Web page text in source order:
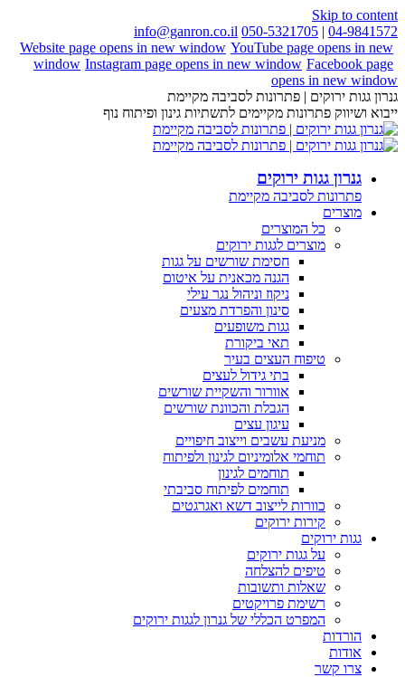
Skip to content
04-9841572
|
050-5321705
info@ganron.co.il
Website page opens in new window YouTube page opens in new
window Instagram page opens in new window Facebook page
opens in new window
גנרון גגות ירוקים | פתרונות לסביבה מקיימת
ייבוא ושיווק פתרונות מקיימים לתשתיות גינון ופיתוח נוף
גנרון גגות ירוקים
פתרונות לסביבה מקיימת
מוצרים
כל המוצרים
מוצרים לגגות ירוקים
חסימת שורשים על גגות
הגנה מכאנית על איטום
ניקוז וניהול נגר עילי
סינון והפרדת מצעים
גגות משופעים
תאי ביקורת
טיפוח העצים בעיר
בתי גידול לעצים
אוורור והשקיית שורשים
הגבלת והכוונת שורשים
עיגון עצים
מניעת עשבים וייצוב חיפויים
תוחמי אלומיניום לגינון ולפיתוח
תוחמים לגינון
תוחמים לפיתוח סביבתי
כוורות לייצוב דשא ואגרגטים
קירות ירוקים
גגות ירוקים
על גגות ירוקים
טיפים להצלחה
שאלות ותשובות
רשימת פרויקטים
המפרט הכללי של גנרון לגגות ירוקים
הורדות
אודות
צרו קשר